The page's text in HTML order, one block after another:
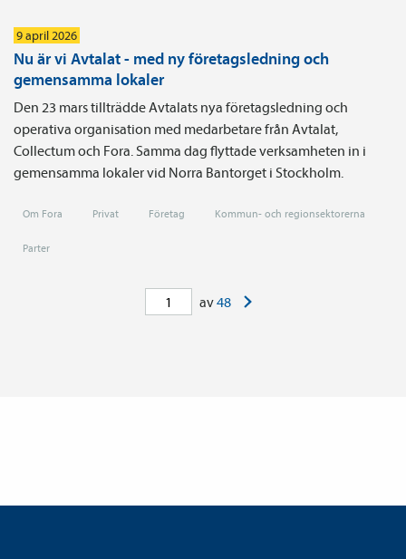
9 april 2026
Nu är vi Avtalat - med ny företagsledning och
gemensamma lokaler
Den 23 mars tillträdde Avtalats nya företagsledning och
operativa organisation med medarbetare från Avtalat,
Collectum och Fora. Samma dag flyttade verksamheten in i
gemensamma lokaler vid Norra Bantorget i Stockholm.
Om Fora Privat Företag Kommun- och regionsektorerna
Parter
av48